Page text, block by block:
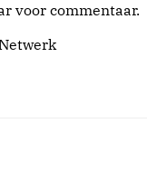
voor commentaar.